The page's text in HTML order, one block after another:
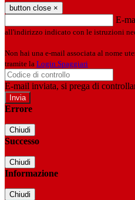
button close ×
E-
all'indirizzo indicato con le istruzioni
Non hai una e-mail associata al nome
tramite la Login Spaggiari
E-mail inviata, si prega di
Errore
Chiudi
Successo
Chiudi
Informazione
Chiudi